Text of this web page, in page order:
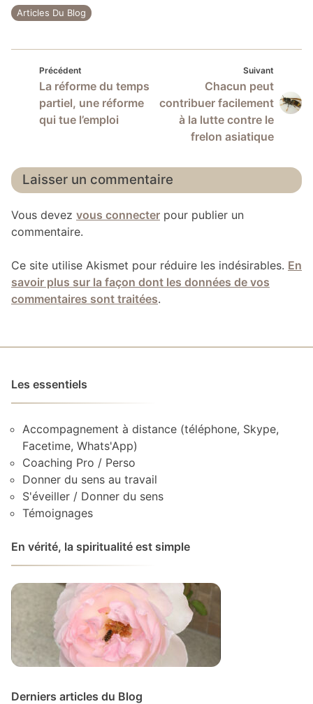
Articles Du Blog
Navigation
l’article
Précédent
La réforme du temps
partiel, une réforme
qui tue l’emploi
Suivant
Chacun peut
contribuer facilement
à la lutte contre le
frelon asiatique
Laisser un commentaire
Vous devez vous connecter pour publier un
commentaire.
Ce site utilise Akismet pour réduire les indésirables. En
savoir plus sur la façon dont les données de vos
commentaires sont traitées.
Les essentiels
Accompagnement à distance (téléphone, Skype,
Facetime, Whats'App)
Coaching Pro / Perso
Donner du sens au travail
S'éveiller / Donner du sens
Témoignages
En vérité, la spiritualité est simple
Derniers articles du Blog